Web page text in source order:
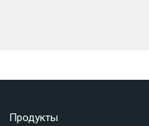
Продукты